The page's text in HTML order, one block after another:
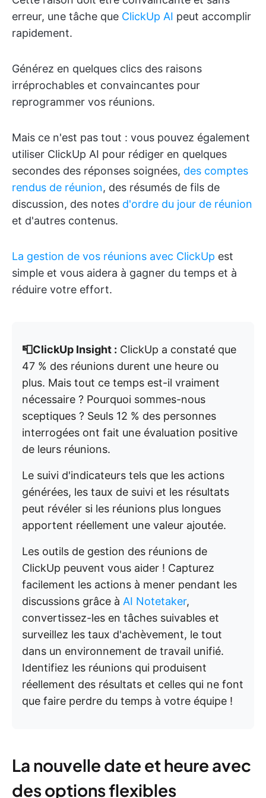
erreur, une tâche que ClickUp AI peut accomplir
rapidement.
Générez en quelques clics des raisons
irréprochables et convaincantes pour
reprogrammer vos réunions.
Mais ce n'est pas tout : vous pouvez également
utiliser ClickUp AI pour rédiger en quelques
secondes des réponses soignées, des comptes
rendus de réunion, des résumés de fils de
discussion, des notes d'ordre du jour de réunion
et d'autres contenus.
La gestion de vos réunions avec ClickUp est
simple et vous aidera à gagner du temps et à
réduire votre effort.
📮ClickUp Insight : ClickUp a constaté que
47 % des réunions durent une heure ou
plus. Mais tout ce temps est-il vraiment
nécessaire ? Pourquoi sommes-nous
sceptiques ? Seuls 12 % des personnes
interrogées ont fait une évaluation positive
de leurs réunions.
Le suivi d'indicateurs tels que les actions
générées, les taux de suivi et les résultats
peut révéler si les réunions plus longues
apportent réellement une valeur ajoutée.
Les outils de gestion des réunions de
ClickUp peuvent vous aider ! Capturez
facilement les actions à mener pendant les
discussions grâce à AI Notetaker,
convertissez-les en tâches suivables et
surveillez les taux d'achèvement, le tout
dans un environnement de travail unifié.
Identifiez les réunions qui produisent
réellement des résultats et celles qui ne font
que faire perdre du temps à votre équipe !
La nouvelle date et heure avec
des options flexibles